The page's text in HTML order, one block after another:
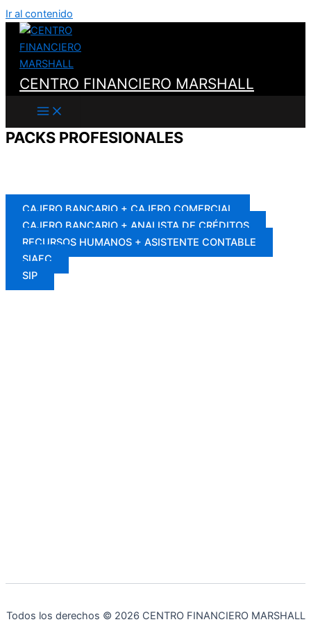
Ir al contenido
CENTRO FINANCIERO MARSHALL
PACKS PROFESIONALES
CAJERO BANCARIO + CAJERO COMERCIAL
CAJERO BANCARIO + ANALISTA DE CRÉDITOS
RECURSOS HUMANOS + ASISTENTE CONTABLE
SIAFC
SIP
Todos los derechos © 2026 CENTRO FINANCIERO MARSHALL